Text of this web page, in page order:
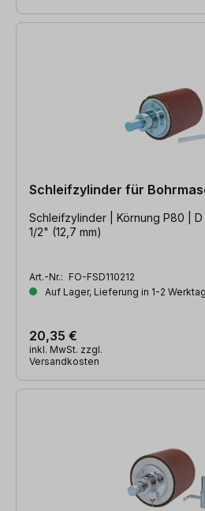
Schleifzylinder für
Schleifzylinder | Körnung P80 | D
1/2" (12,7 mm)
Art.-Nr.: FO-FSD110212
Auf Lager, Lieferung in 1-2
20,35 €
inkl. MwSt. zzgl.
Versandkosten